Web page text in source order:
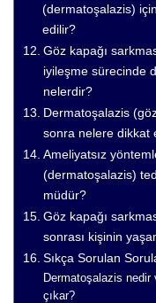
(dermatoşalazis)
edilir?
Göz kapağı
iyileşme sürecinde
nelerdir?
Dermatoşalazis
sonra nelere dikkat
Ameliyatsız
(dermatoşalazis)
müdür?
Göz kapağı
sonrası kişinin
Sıkça Sorulan
Dermatoşalazis nedir
çıkar?